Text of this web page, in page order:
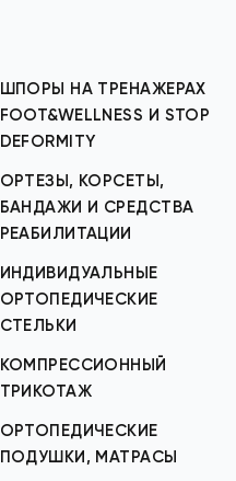
ШПОРЫ НА ТРЕНАЖЕРАХ
FOOT&WELLNESS И STOP
DEFORMITY
ОРТЕЗЫ, КОРСЕТЫ,
БАНДАЖИ И СРЕДСТВА
РЕАБИЛИТАЦИИ
ИНДИВИДУАЛЬНЫЕ
ОРТОПЕДИЧЕСКИЕ
СТЕЛЬКИ
КОМПРЕССИОННЫЙ
ТРИКОТАЖ
ОРТОПЕДИЧЕСКИЕ
ПОДУШКИ, МАТРАСЫ